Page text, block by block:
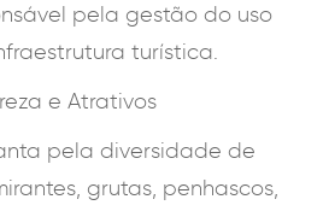
pela gestão do uso
turística.
e Atrativos
pela diversidade de
grutas, penhascos,